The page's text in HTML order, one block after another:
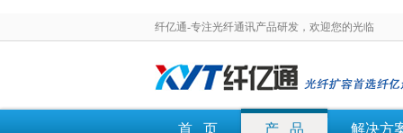
纤亿通-专注光纤通讯产品研发，欢迎您的光临
首 页 产 品 解决方